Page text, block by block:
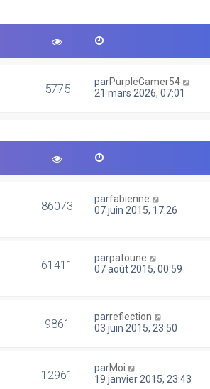
5775 parPurpleGamer54
21 mars 2026, 07:01
86073 parfabienne
07 juin 2015, 17:26
61411 parpatoune
07 août 2015, 00:59
9861 parreflection
03 juin 2015, 23:50
12961 parMoi
19 janvier 2015, 23:43